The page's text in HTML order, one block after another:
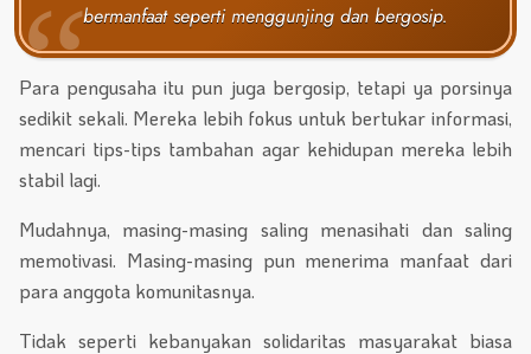
bermanfaat seperti menggunjing dan bergosip.
Para pengusaha itu pun juga bergosip, tetapi ya porsinya
sedikit sekali. Mereka lebih fokus untuk bertukar informasi,
mencari tips-tips tambahan agar kehidupan mereka lebih
stabil lagi.
Mudahnya, masing-masing saling menasihati dan saling
memotivasi. Masing-masing pun menerima manfaat dari
para anggota komunitasnya.
Tidak seperti kebanyakan solidaritas masyarakat biasa